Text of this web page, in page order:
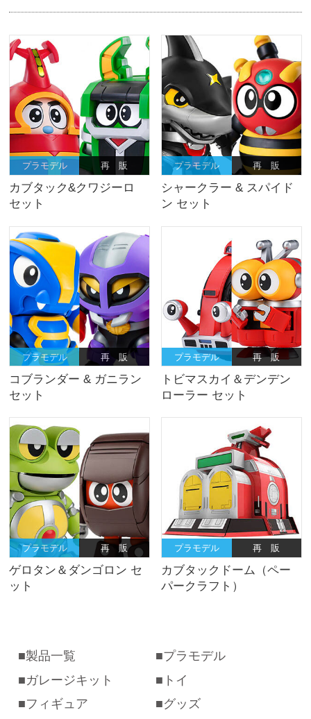
プラモデル 再 販
カブタック&クワジーロ
セット
プラモデル 再 販
シャークラー & スパイド
ン セット
プラモデル 再 販
コブランダー & ガニラン
セット
プラモデル 再 販
トビマスカイ＆デンデン
ローラー セット
プラモデル 再 販
ゲロタン＆ダンゴロン セ
ット
プラモデル 再 販
カブタックドーム（ペー
パークラフト）
製品一覧
プラモデル
ガレージキット
トイ
フィギュア
グッズ